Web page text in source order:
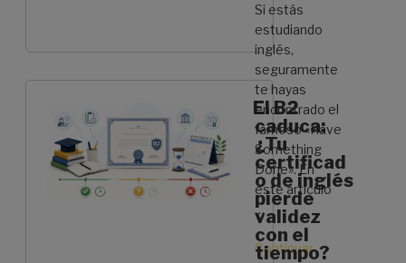
Si estás
estudiando
inglés,
seguramente
te hayas
encontrado el
famoso «Have
Something
Done». En
este artículo
…
Continuar
El B2
caduca:
¿Tu
certificad
o de inglés
pierde
validez
con el
tiempo?